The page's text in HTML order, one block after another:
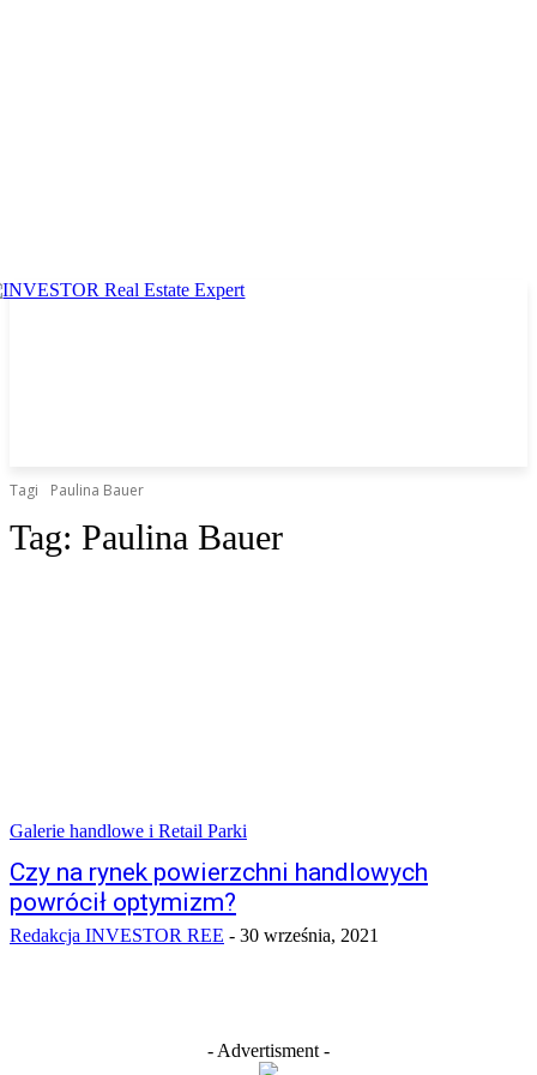
Tagi Paulina Bauer
Tag: Paulina Bauer
Galerie handlowe i Retail Parki
Czy na rynek powierzchni handlowych
powrócił optymizm?
Redakcja INVESTOR REE - 30 września, 2021
- Advertisment -